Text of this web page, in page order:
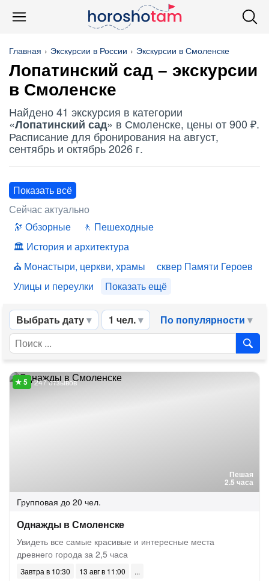
Главная Экскурсии в России Экскурсии в Смоленске
Лопатинский сад – экскурсии
в Смоленске
Найдено 41 экскурсия в категории
«Лопатинский сад» в Смоленске, цены от 900 ₽.
Расписание для бронирования на август,
сентябрь и октябрь 2026 г.
Показать всё
Сейчас актуально
Обзорные
Пешеходные
История и архитектура
Монастыри, церкви, храмы
сквер Памяти Героев
Улицы и переулки
Показать ещё
Выбрать дату 1 чел. По популярности
Пешая
2.5 часа
247 отзывов
Групповая до 20 чел.
Однажды в Смоленске
Увидеть все самые красивые и интересные места
древнего города за 2,5 часа
Завтра в 10:30 13 авг в 11:00